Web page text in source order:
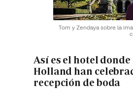
Tom y Zendaya sobre la
Así es el hotel
Holland han
recepción de boda